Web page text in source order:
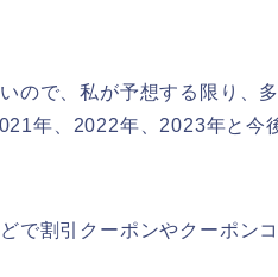
ので、私が予想する限り、
年、2022年、2023年と今
で割引クーポンやクーポン